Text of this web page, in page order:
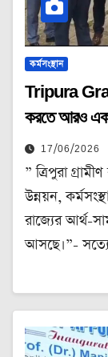
কর্মসংস্থান
Tripura
করতে আরও
17/06/2026
” ত্রিপুরা
উন্নয়ন,
রাজ্যের আর্থ-
আসছে।”-